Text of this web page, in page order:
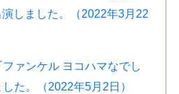
しました。（2022年3月22
ァンケル ヨコハマなでし
た。（2022年5月2日）